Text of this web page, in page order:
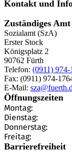
Kontakt und
Zuständiges Amt
Sozialamt (SzA)
Erster Stock
Königsplatz 2
90762 Fürth
Telefon: (0911) 974-
Fax: (0911) 974-
E-Mail:
Öffnungszeiten
Montag:
Dienstag:
Donnerstag:
Freitag:
Barrierefreiheit